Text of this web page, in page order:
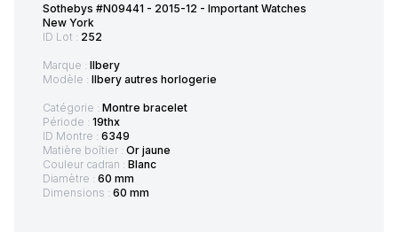
Sothebys #N09441 - 2015-12 - Important Watches
New York
ID Lot : 252
Marque : Ilbery
Modèle : Ilbery autres horlogerie
Catégorie : Montre bracelet
Période : 19thx
ID Montre : 6349
Matière boîtier : Or jaune
Couleur cadran : Blanc
Diamètre : 60 mm
Dimensions : 60 mm